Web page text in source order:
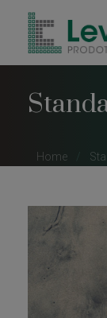
IMPRESA
COLORIFICIO
PELLET E
CONTATTI
Home